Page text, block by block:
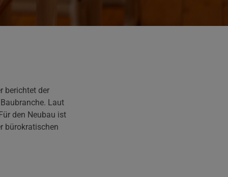
berichtet der
Laut
den Neubau ist
bürokratischen